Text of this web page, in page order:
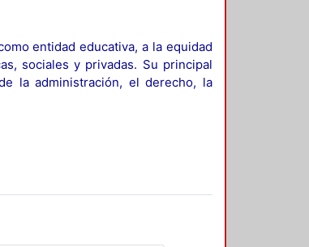
entidad educativa, a la equidad
sociales y privadas. Su principal
la administración, el derecho, la